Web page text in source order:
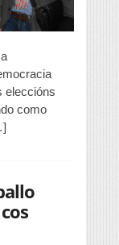
eleccións
como